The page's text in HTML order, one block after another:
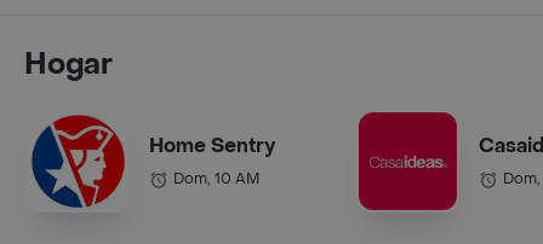
Hogar
Home Sentry
Dom, 10 AM